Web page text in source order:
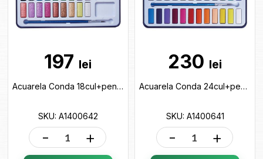
197 lei
Acuarela Conda 18cul+pensula (cutie metal) A1400642
SKU: A1400642
- +
230 lei
Acuarela Conda 24cul+pensula (cutie metal) A1400641
SKU: A1400641
- +